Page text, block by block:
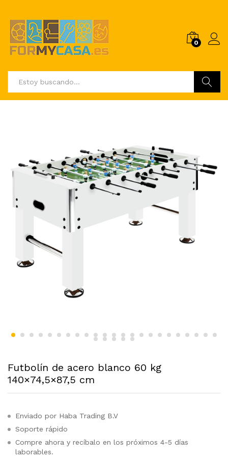
0
Futbolín de acero blanco 60 kg
140×74,5×87,5 cm
Enviado por Haba Trading B.V
Soporte rápido
Compre ahora y recíbalo en los próximos 4-5 días
laborables.